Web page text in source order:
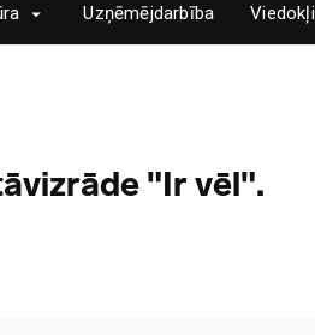
Uzņēmējdarbība Viedokļi
"Ir vēl".